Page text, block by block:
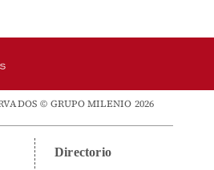
© GRUPO MILENIO 2026
Directorio